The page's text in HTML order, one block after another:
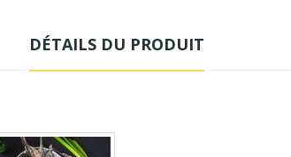
DÉTAILS DU PRODUIT